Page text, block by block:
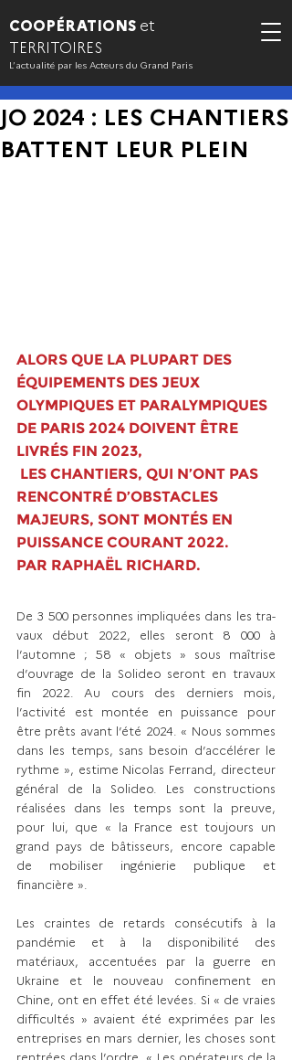
L’actualité par les Acteurs du Grand Paris
COOPÉRATIONS et
TERRITOIRES
JO 2024 : LES CHANTIERS
BATTENT LEUR PLEIN
ALORS QUE LA PLUPART DES
ÉQUIPEMENTS DES JEUX
OLYMPIQUES ET PARALYMPIQUES
DE PARIS 2024 DOIVENT ÊTRE
LIVRÉS FIN 2023,
RENCONTRÉ D’OBSTACLES
MAJEURS, SONT MONTÉS EN
PUISSANCE COURANT 2022.
PAR RAPHAËL RICHARD.
De 3 500 personnes impliquées dans les tra­­
vaux début 2022, elles seront 8 000 à
l’automne ; 58 « objets » sous maîtrise
d’ou­vrage de la Solideo seront en travaux
fin 2022. Au cours des derniers mois,
l’activité est montée en puissance pour
être prêts avant l’été 2024. « Nous sommes
dans les temps, sans besoin d’accélérer le
rythme », estime Nicolas Ferrand, directeur
général de la Solideo. Les constructions
réalisées dans les temps sont la preuve,
pour lui, que « la France est toujours un
grand pays de bâtisseurs, encore capable
de mobiliser ingénierie publique et
financière ».
Les craintes de retards consécutifs à la
pandémie et à la disponibilité des
matériaux, accentuées par la guerre en
Ukraine et le nouveau confinement en
Chine, ont en effet été levées. Si « de vraies
difficultés » avaient été exprimées par les
entreprises en mars dernier, les choses sont
rentrées dans l’ordre. « Les opérateurs de la